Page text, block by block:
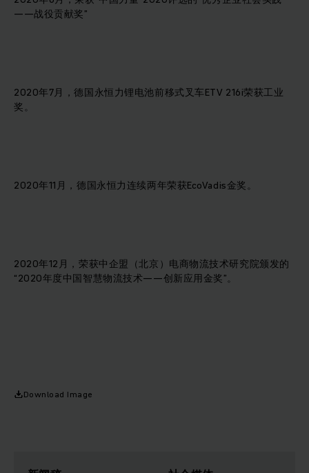
——战役贡献奖”
2020年7月，德国永恒力锂电池前移式叉车ETV 216i荣获工业
奖。
2020年11月，德国永恒力连续两年荣获EcoVadis金奖。
2020年12月，荣获中企盟（北京）电商物流技术研究院颁发的
“2020年度中国智慧物流技术——创新应用金奖”。
Download Image